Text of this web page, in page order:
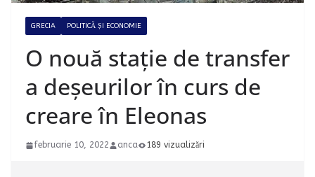
GRECIA POLITICĂ ȘI ECONOMIE
O nouă stație de transfer
a deșeurilor în curs de
creare în Eleonas
februarie 10, 2022 anca 189 vizualizări